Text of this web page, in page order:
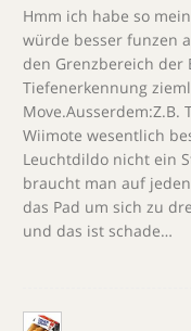
Hmm ich habe so
würde besser funzen
den Grenzbereich der
Tiefenerkennung
Wiimote wesentlich
Leuchtdildo nicht ein
braucht man auf
das Pad um sich zu
und das ist schade…